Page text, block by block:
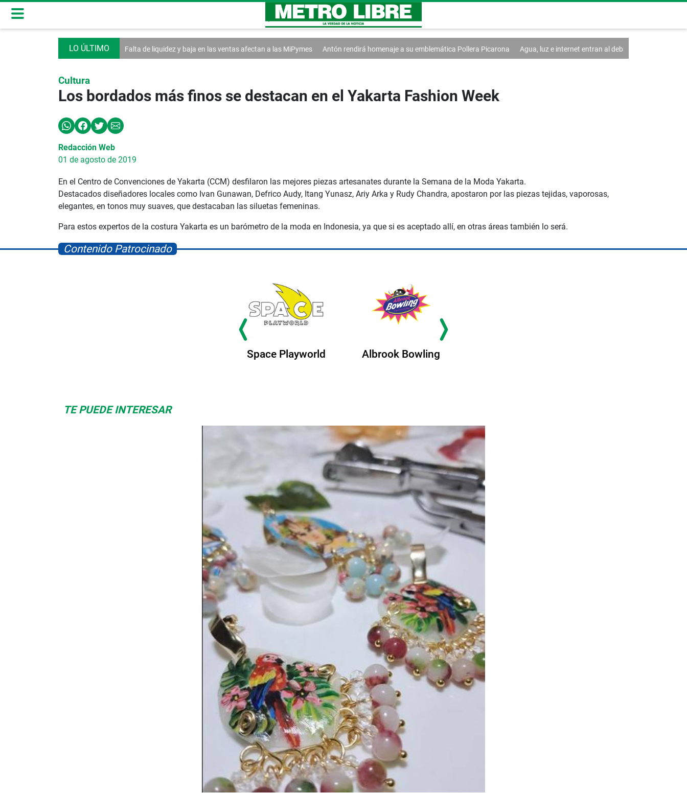
Falta de liquidez y baja en las ventas afectan a las MiPymes Antón rendirá homenaje a su emblemática Pollera Picarona Agua, luz e internet entran al debate de la Asamblea
Cultura
Los bordados más finos se destacan en el Yakarta Fashion Week
Redacción Web
01 de agosto de 2019
En el Centro de Convenciones de Yakarta (CCM) desfilaron las mejores piezas artesanates durante la Semana de la Moda Yakarta.
Destacados diseñadores locales como Ivan Gunawan, Defrico Audy, Itang Yunasz, Ariy Arka y Rudy Chandra, apostaron por las piezas tejidas, vaporosas,
elegantes, en tonos muy suaves, que destacaban las siluetas femeninas.
Para estos expertos de la costura Yakarta es un barómetro de la moda en Indonesia, ya que si es aceptado allí, en otras áreas también lo será.
Contenido Patrocinado
Space Playworld Albrook Bowling
TE PUEDE INTERESAR